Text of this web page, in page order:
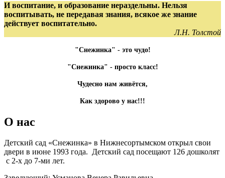
И воспитание, и образование нераздельны. Нельзя
воспитывать, не передавая знания, всякое же знание
действует воспитательно.
Л.Н. Толстой
"Снежинка" - это чудо!
"Снежинка" - просто класс!
Чудесно нам живётся,
Как здорово у нас!!!
О нас
Детский сад «Снежинка» в Нижнесортымском открыл свои
двери в июне 1993 года. Детский сад посещают 126 дошколят
с 2-х до 7-ми лет.